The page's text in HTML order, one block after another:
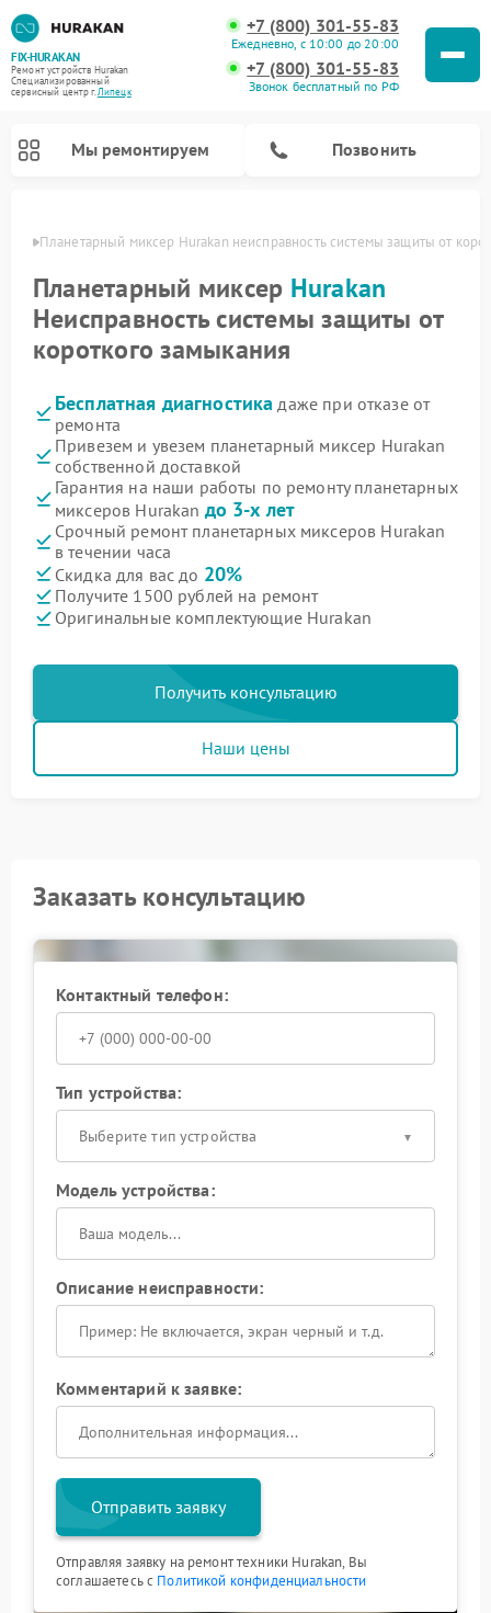
FIX-HURAKAN
Ремонт устройств Hurakan
Специализированный
cервисный центр г.Липецк
+7 (800) 301-55-83
Ежедневно, с 10:00 до 20:00
+7 (800) 301-55-83
Звонок бесплатный по РФ
Мы ремонтируем Позвонить
Планетарный миксер Hurakan неисправность системы защиты от
Планетарный миксер Hurakan
Неисправность системы защиты от
короткого замыкания
Бесплатная диагностика даже при отказе от
ремонта
Привезем и увезем планетарный миксер Hurakan
собственной доставкой
Гарантия на наши работы по ремонту планетарных
миксеров Hurakan до 3-х лет
Срочный ремонт планетарных миксеров Hurakan
в течении часа
Скидка для вас до 20%
Получите 1500 рублей на ремонт
Оригинальные комплектующие Hurakan
Получить консультацию
Наши цены
Заказать консультацию
Контактный телефон:
Тип устройства:
Выберите тип устройства
Модель устройства:
Описание неисправности:
Комментарий к заявке:
Отправить заявку
Отправляя заявку на ремонт техники Hurakan, Вы
соглашаетесь с Политикой конфиденциальности